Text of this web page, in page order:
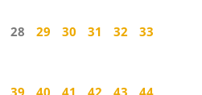
28 29 30 31 32 33
39 40 41 42 43 44